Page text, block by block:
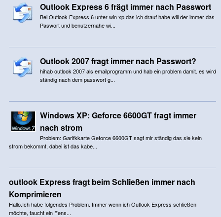
Outlook Express 6 frägt immer nach Passwort
Bei Outlook Express 6 unter win xp das ich drauf habe will der immer das
Paswort und benutzernahe wi...
Outlook 2007 fragt immer nach Passwort?
hihab outlook 2007 als emailprogramm und hab ein problem damit. es wird
ständig nach dem passwort g...
Windows XP: Geforce 6600GT fragt immer
nach strom
Problem: Garifkkarte Geforce 6600GT sagt mir ständig das sie kein
strom bekommt, dabei ist das kabe...
outlook Express fragt beim Schließen immer nach
Komprimieren
Hallo.Ich habe folgendes Problem. Immer wenn ich Outlook Express schließen
möchte, taucht ein Fens...